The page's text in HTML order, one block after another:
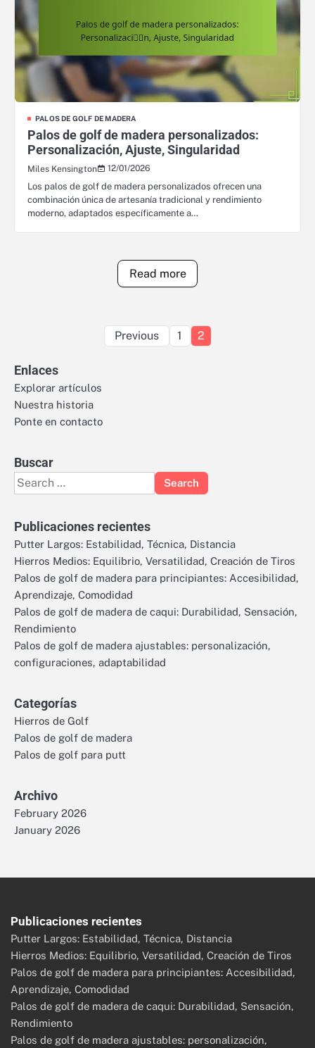
PALOS DE GOLF DE MADERA
Palos de golf de madera personalizados:
Personalización, Ajuste, Singularidad
Miles Kensington
12/01/2026
Los palos de golf de madera personalizados ofrecen una
combinación única de artesanía tradicional y rendimiento
moderno, adaptados específicamente a…
Read more
Posts
Previous 1 2
Enlaces
Explorar artículos
Nuestra historia
Ponte en contacto
Buscar
Search
for:
Publicaciones recientes
Putter Largos: Estabilidad, Técnica, Distancia
Hierros Medios: Equilibrio, Versatilidad, Creación de Tiros
Palos de golf de madera para principiantes: Accesibilidad,
Aprendizaje, Comodidad
Palos de golf de madera de caqui: Durabilidad, Sensación,
Rendimiento
Palos de golf de madera ajustables: personalización,
configuraciones, adaptabilidad
Categorías
Hierros de Golf
Palos de golf de madera
Palos de golf para putt
Archivo
February 2026
January 2026
Publicaciones recientes
Putter Largos: Estabilidad, Técnica, Distancia
Hierros Medios: Equilibrio, Versatilidad, Creación de Tiros
Palos de golf de madera para principiantes: Accesibilidad,
Aprendizaje, Comodidad
Palos de golf de madera de caqui: Durabilidad, Sensación,
Rendimiento
Palos de golf de madera ajustables: personalización,